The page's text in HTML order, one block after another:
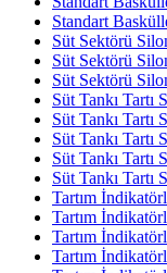
Standart
Süt Sektörü
Süt Sektörü
Süt Sektörü
Süt Tankı Tartı
Süt Tankı Tartı
Süt Tankı Tartı
Süt Tankı Tartı
Süt Tankı Tartı
Tartım
Tartım
Tartım
Tartım